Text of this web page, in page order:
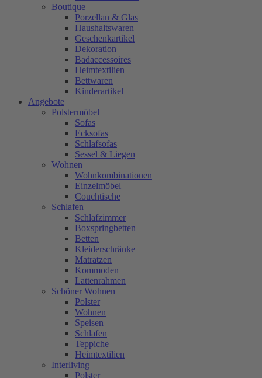
Boutique
Porzellan & Glas
Haushaltswaren
Geschenkartikel
Dekoration
Badaccessoires
Heimtextilien
Bettwaren
Kinderartikel
Angebote
Polstermöbel
Sofas
Ecksofas
Schlafsofas
Sessel & Liegen
Wohnen
Wohnkombinationen
Einzelmöbel
Couchtische
Schlafen
Schlafzimmer
Boxspringbetten
Betten
Kleiderschränke
Matratzen
Kommoden
Lattenrahmen
Schöner Wohnen
Polster
Wohnen
Speisen
Schlafen
Teppiche
Heimtextilien
Interliving
Polster